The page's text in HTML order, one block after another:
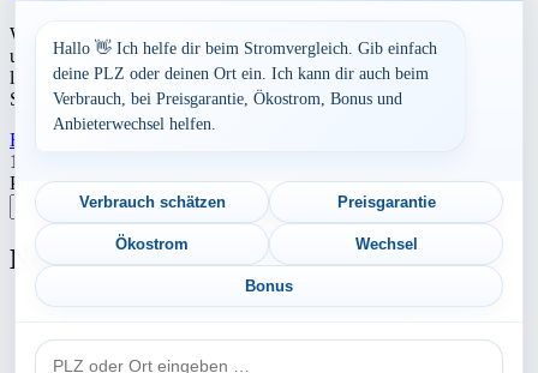
Werbung Den aktuellen Strompreis in 47259 Duisburg und die
ungefährend Kosten bei Stromanbietern können Sie hier berechnen
lassen. Preisvergleich: powered by TARIFCHECK24 GmbH Die
Strompreise […]
Read More
Seitennummerierung
der
Beiträge
1
Postleitzahl eingeben
Suchen
Neu berechnet
Aktuelle Strompreise in 96279 Weidhausen b. Coburg
Hallo 👋 Ich helfe dir beim Stromvergleich. Gib einfach
deine PLZ oder deinen Ort ein. Ich kann dir auch beim
Verbrauch, bei Preisgarantie, Ökostrom, Bonus und
Anbieterwechsel helfen.
Verbrauch schätzen Preisgarantie
Ökostrom Wechsel
Bonus
PLZ